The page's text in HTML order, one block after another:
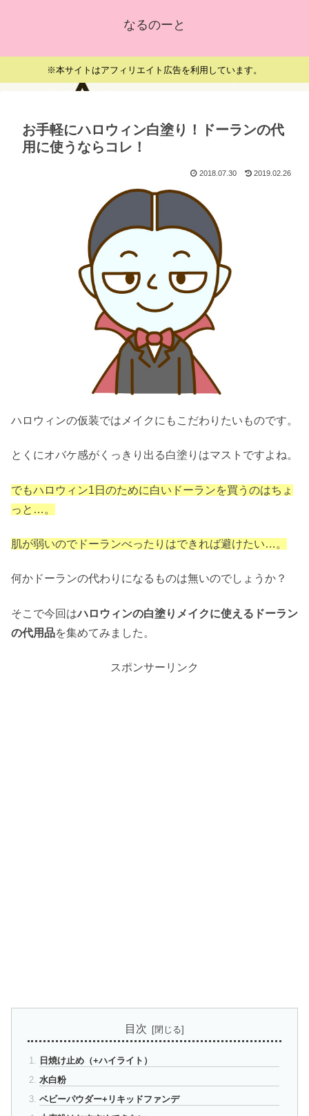
なるのーと
※本サイトはアフィリエイト広告を利用しています。
お手軽にハロウィン白塗り！ドーランの代
用に使うならコレ！
2018.07.30 2019.02.26
ハロウィンの仮装ではメイクにもこだわりたいものです。
とくにオバケ感がくっきり出る白塗りはマストですよね。
でもハロウィン1日のために白いドーランを買うのはちょ
っと…。
肌が弱いのでドーランべったりはできれば避けたい…。
何かドーランの代わりになるものは無いのでしょうか？
そこで今回はハロウィンの白塗りメイクに使えるドーラン
の代用品を集めてみました。
スポンサーリンク
目次
日焼け止め（+ハイライト）
水白粉
ベビーパウダー+リキッドファンデ